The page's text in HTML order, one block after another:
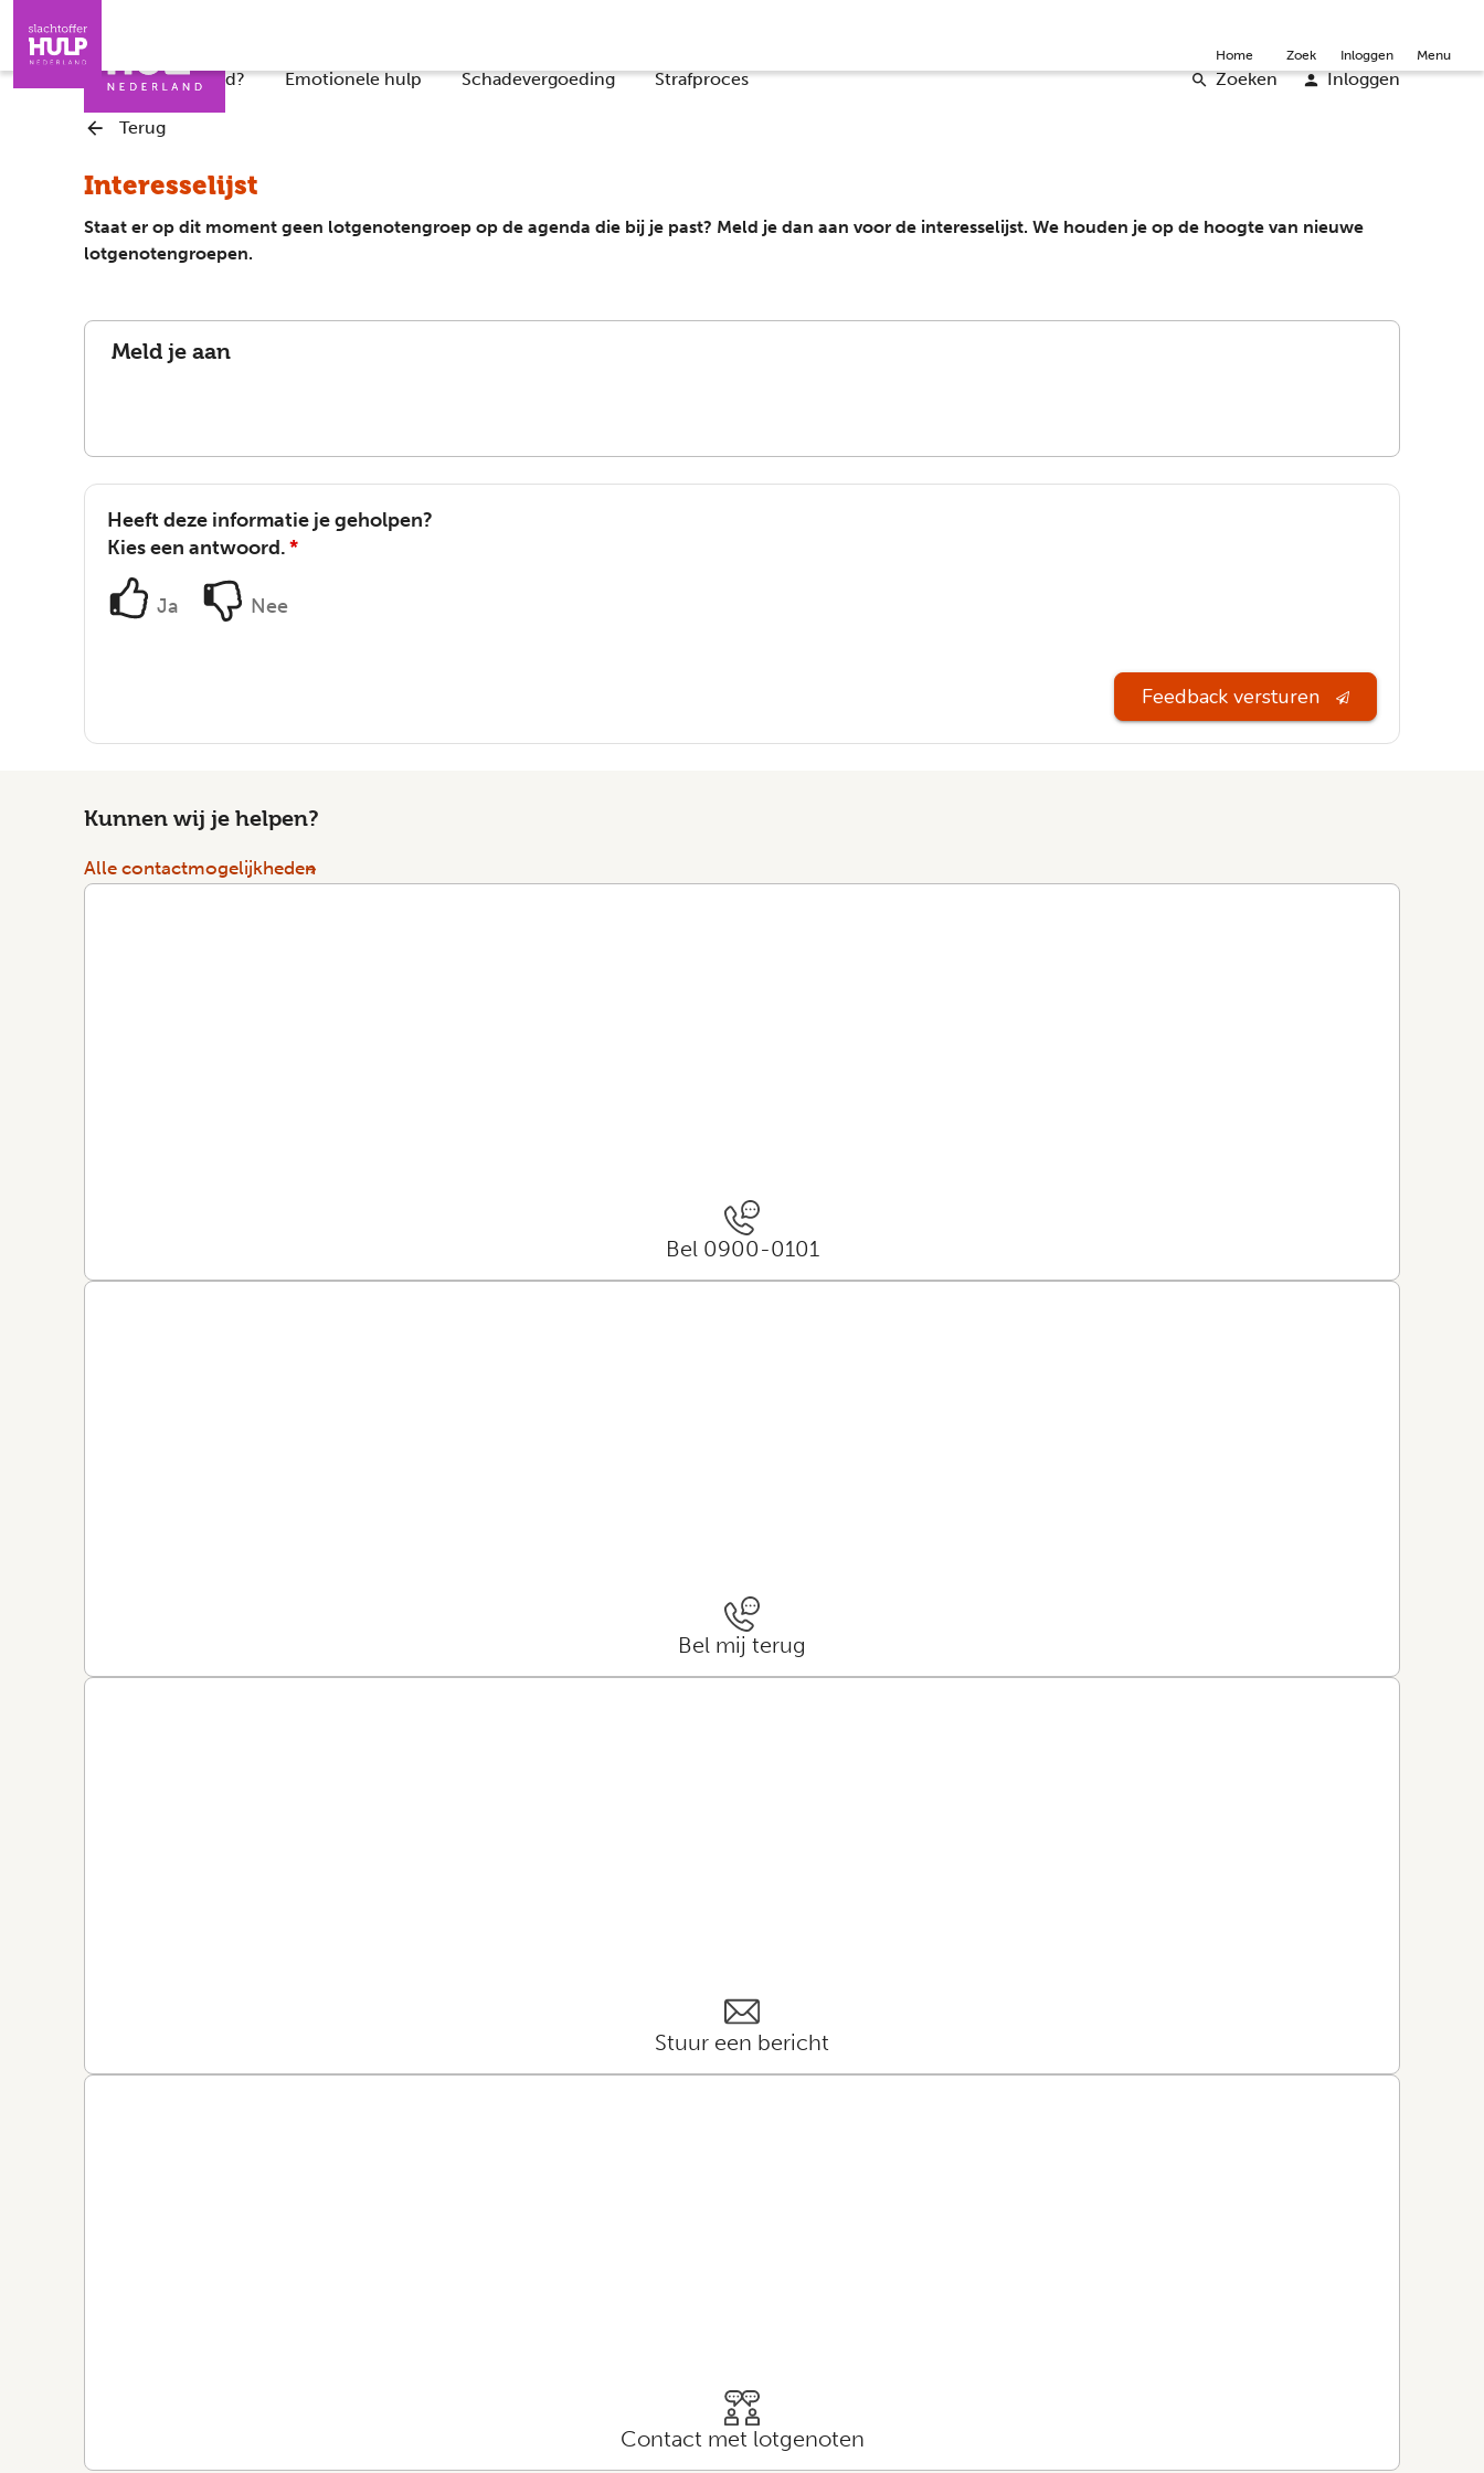
Wat is er gebeurd? Emotionele hulp Schadevergoeding Strafproces Zoeken Inloggen
Home Zoek Inloggen Menu
Terug
Interesselijst
Staat er op dit moment geen lotgenotengroep op de agenda die bij je past? Meld je dan aan voor de interesselijst. We houden je op de hoogte van nieuwe
lotgenotengroepen.
Meld je aan
Heeft deze informatie je geholpen?
Kies een antwoord.*
Ja Nee
Feedback versturen
Kunnen wij je helpen?
Alle contactmogelijkheden
Bel 0900-0101
Bel mij terug
Stuur een bericht
Contact met lotgenoten